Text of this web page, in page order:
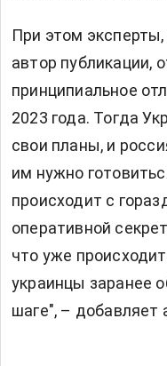
При этом
автор публикации,
принципиальное
2023 года. Тогда
свои планы, и
им нужно
происходит с
оперативной
что уже
украинцы заранее
шаге", – добавляет